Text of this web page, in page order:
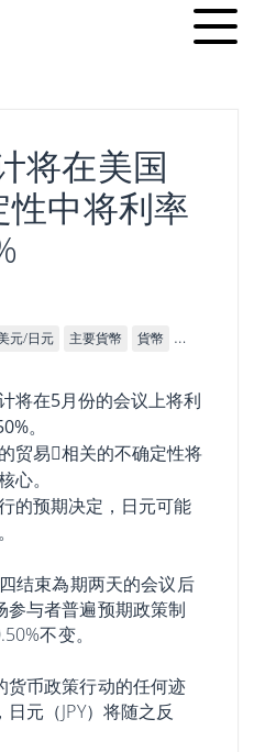
将在美国
性中将利率
元/日元 主要貨幣 貨幣 市場
将在5月份的会议上将利
。
贸易𢧐相关的不确定性将
心。
的预期决定，日元可能
结束為期两天的会议后
与者普遍预期政策制
不变。
货币政策行动的任何迹
元（JPY）将随之反